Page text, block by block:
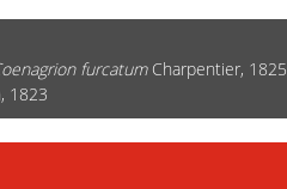
furcatum Charpentier,
1823